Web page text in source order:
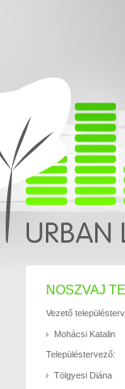
NOSZVAJ
Vezető
Mohácsi Katalin
Településtervező:
Tölgyesi Diána